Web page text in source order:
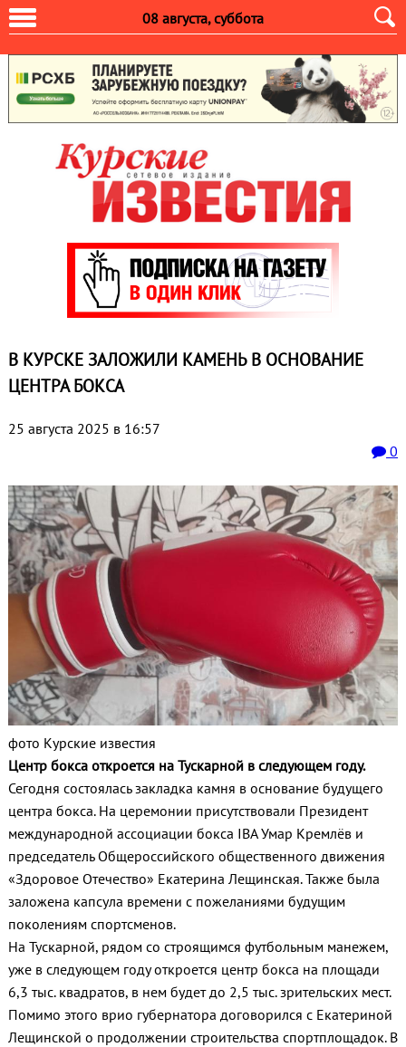
08 августа, суббота
В КУРСКЕ ЗАЛОЖИЛИ КАМЕНЬ В ОСНОВАНИЕ
ЦЕНТРА БОКСА
25 августа 2025 в 16:57
0
фото Курские известия
Центр бокса откроется на Тускарной в следующем году.
Сегодня состоялась закладка камня в основание будущего
центра бокса. На церемонии присутствовали Президент
международной ассоциации бокса IBA Умар Кремлёв и
председатель Общероссийского общественного движения
«Здоровое Отечество» Екатерина Лещинская. Также была
заложена капсула времени с пожеланиями будущим
поколениям спортсменов.
На Тускарной, рядом со строящимся футбольным манежем,
уже в следующем году откроется центр бокса на площади
6,3 тыс. квадратов, в нем будет до 2,5 тыс. зрительских мест.
Помимо этого врио губернатора договорился с Екатериной
Лещинской о продолжении строительства спортплощадок. В